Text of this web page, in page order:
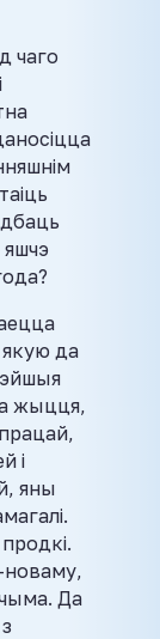
чаго
якую да
жыцця,
і
яны
новаму,
Да